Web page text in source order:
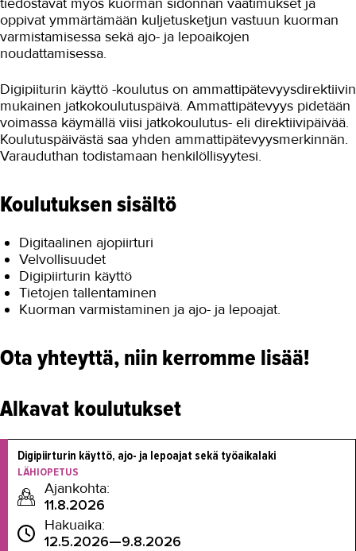
oppivat ymmärtämään kuljetusketjun vastuun kuorman
varmistamisessa sekä ajo- ja lepoaikojen
noudattamisessa.
Digipiiturin käyttö -koulutus on ammattipätevyysdirektiivin
mukainen jatkokoulutuspäivä. Ammattipätevyys pidetään
voimassa käymällä viisi jatkokoulutus- eli direktiivipäivää.
Koulutuspäivästä saa yhden ammattipätevyysmerkinnän.
Varauduthan todistamaan henkilöllisyytesi.
Koulutuksen sisältö
Digitaalinen ajopiirturi
Velvollisuudet
Digipiirturin käyttö
Tietojen tallentaminen
Kuorman varmistaminen ja ajo- ja lepoajat.
Ota yhteyttä, niin kerromme lisää!
Alkavat koulutukset
Digipiirturin käyttö, ajo- ja lepoajat sekä työaikalaki
LÄHIOPETUS
Ajankohta:
11.8.2026
Hakuaika:
12.5.2026—9.8.2026